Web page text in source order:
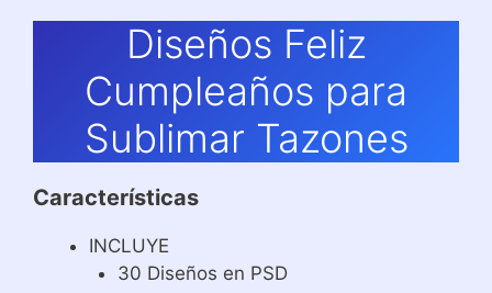
Diseños Feliz
Cumpleaños para
Sublimar Tazones
Características
INCLUYE
30 Diseños en PSD